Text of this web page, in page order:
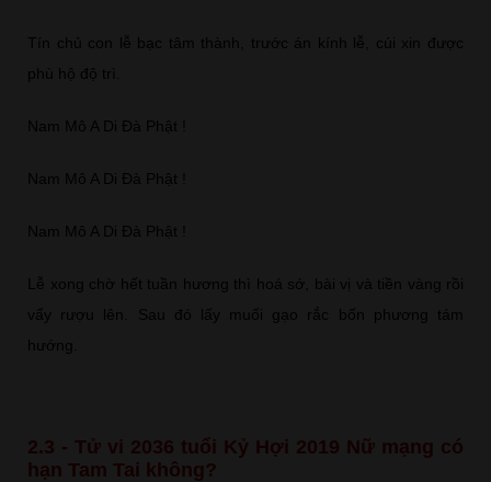
Tín chủ con lễ bạc tâm thành, trước án kính lễ, cúi xin được
phù hộ độ trì.
Nam Mô A Di Đà Phật !
Nam Mô A Di Đà Phật !
Nam Mô A Di Đà Phật !
Lễ xong chờ hết tuần hương thì hoá sớ, bài vị và tiền vàng rồi
vẩy rượu lên. Sau đó lấy muối gạo rắc bốn phương tám
hướng.
2.3 - Tử vi 2036 tuổi Kỷ Hợi 2019 Nữ mạng có
hạn Tam Tai không?